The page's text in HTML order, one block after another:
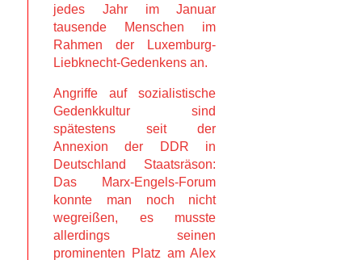
jedes Jahr im Januar
tausende Menschen im
Rahmen der Luxemburg-
Liebknecht-Gedenkens an.
Angriffe auf sozialistische
Gedenkkultur sind
spätestens seit der
Annexion der DDR in
Deutschland Staatsräson:
Das Marx-Engels-Forum
konnte man noch nicht
wegreißen, es musste
allerdings seinen
prominenten Platz am Alex